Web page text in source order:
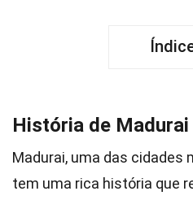
História de Madurai
Madurai, uma das cidades
tem uma rica história que